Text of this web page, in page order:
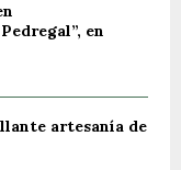
en
artesanía de